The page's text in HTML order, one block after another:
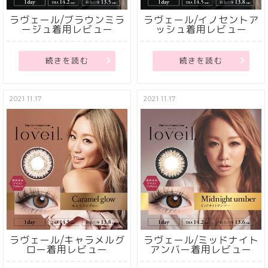
ラヴェール/ブラウンミラ
ージュ着用レビュー
続きを読む
ラヴェール/イノセントア
ッシュ着用レビュー
続きを読む
2021.11.17
ラヴェール/キャラメルグ
ロー着用レビュー
2021.11.17
ラヴェール/ミッドナイト
アンバー着用レビュー